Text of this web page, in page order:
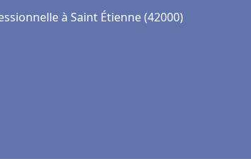
à Saint Étienne (42000)